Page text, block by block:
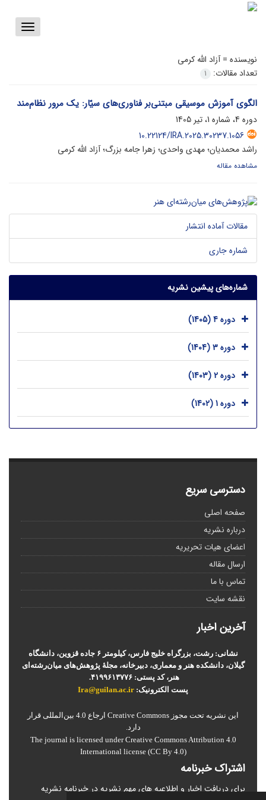
Toggle
نویسنده =آزاد الله کرمی
تعداد مقالات:
1
الگوی آموزش موسیقی مبتنی‌بر فناوری‌های سیّار: یک مرور نظام‌مند
دوره 4، شماره 1، تیر 1405
10.22124/IRA.2025.30237.1056
راشد محمدیان؛ مهدی واحدی؛ زهرا جامه بزرگ؛ آزاد الله کرمی
مشاهده مقاله
مقالات آماده انتشار
شماره جاری
شماره‌های پیشین نشریه
دوره 4 (1405)
دوره 3 (1404)
دوره 2 (1403)
دوره 1 (1402)
دسترسی سریع
صفحه اصلی
درباره نشریه
اعضای هیات تحریریه
ارسال مقاله
تماس با ما
نقشه سایت
آخرین اخبار
نشانی: رشت، بزرگراه خلیج فارس، کیلومتر ۶ جاده قزوین، دانشگاه
گیلان، دانشکده هنر و معماری، دبیرخانه، مجلۀ پژوهش‌های میان‌رشته‌ای
هنر، کد پستی: ۴۱۹۹۶۱۳۷۷۶.
پست الکترونیک: Ira@guilan.ac.ir
این نشریه تحت مجوز Creative Commons ارجاع 4.0 بین‌المللی قرار
دارد.
The journal is licensed under Creative Commons Attribution 4.0
International license (CC By 4.0)
اشتراک خبرنامه
برای دریافت اخبار و اطلاعیه های مهم نشریه در خبرنامه نشریه